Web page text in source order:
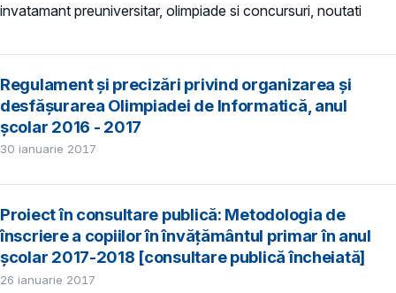
invatamant preuniversitar, olimpiade si concursuri, noutati
Regulament şi precizări privind organizarea și
desfășurarea Olimpiadei de Informatică, anul
școlar 2016 - 2017
30 ianuarie 2017
Proiect în consultare publică: Metodologia de
înscriere a copiilor în învățământul primar în anul
școlar 2017-2018 [consultare publică încheiată]
26 ianuarie 2017